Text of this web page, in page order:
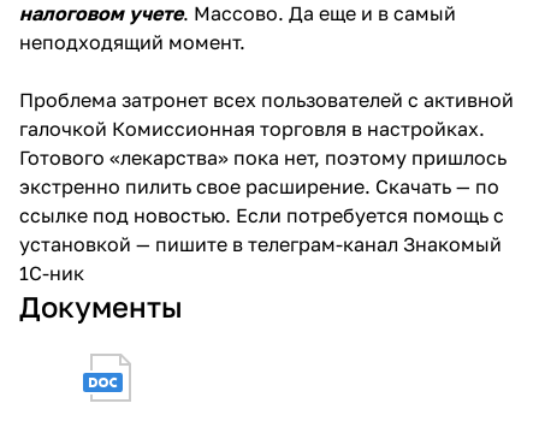
налоговом учете. Массово. Да еще и в самый
неподходящий момент.
Проблема затронет всех пользователей с активной
галочкой Комиссионная торговля в настройках.
Готового «лекарства» пока нет, поэтому пришлось
экстренно пилить свое расширение. Скачать — по
ссылке под новостью. Если потребуется помощь с
установкой — пишите в телеграм-канал Знакомый
1С-ник
Документы